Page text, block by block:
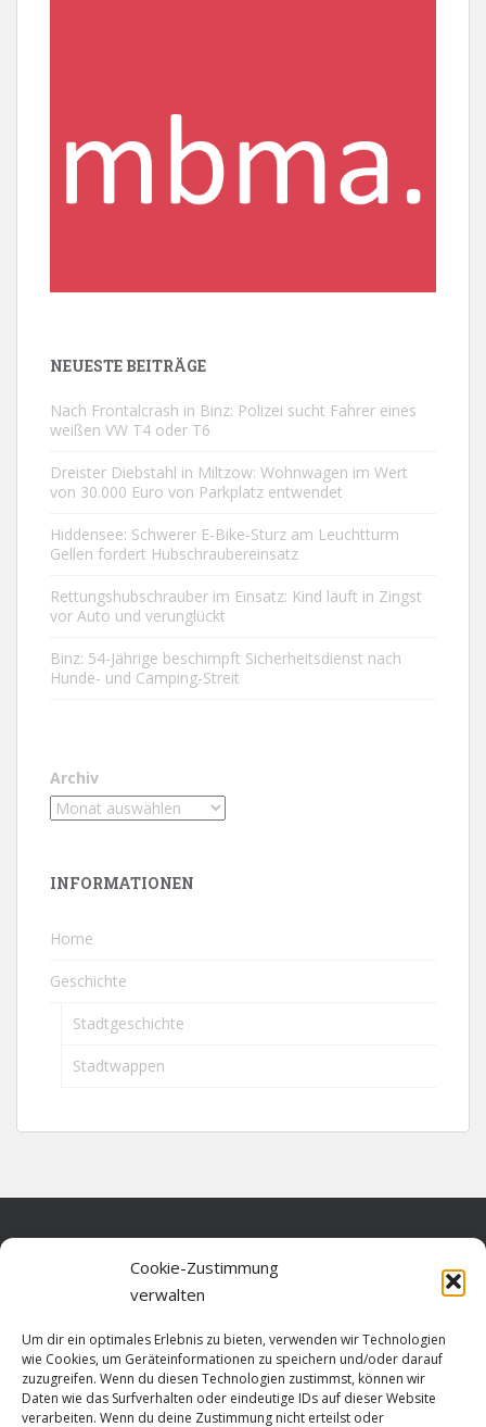
Cookie-Zustimmung
verwalten
Um dir ein optimales Erlebnis zu bieten, verwenden wir Technologien
wie Cookies, um Geräteinformationen zu speichern und/oder darauf
zuzugreifen. Wenn du diesen Technologien zustimmst, können wir
Daten wie das Surfverhalten oder eindeutige IDs auf dieser Website
verarbeiten. Wenn du deine Zustimmung nicht erteilst oder
NEUESTE BEITRÄGE
Nach Frontalcrash in Binz: Polizei sucht Fahrer eines
weißen VW T4 oder T6
Dreister Diebstahl in Miltzow: Wohnwagen im Wert
von 30.000 Euro von Parkplatz entwendet
Hiddensee: Schwerer E-Bike-Sturz am Leuchtturm
Gellen fordert Hubschraubereinsatz
Rettungshubschrauber im Einsatz: Kind läuft in Zingst
vor Auto und verunglückt
Binz: 54-Jährige beschimpft Sicherheitsdienst nach
Hunde- und Camping-Streit
Archiv
INFORMATIONEN
Home
Geschichte
Stadtgeschichte
Stadtwappen
Datenschutz
Cookie-Richtlinie (EU)